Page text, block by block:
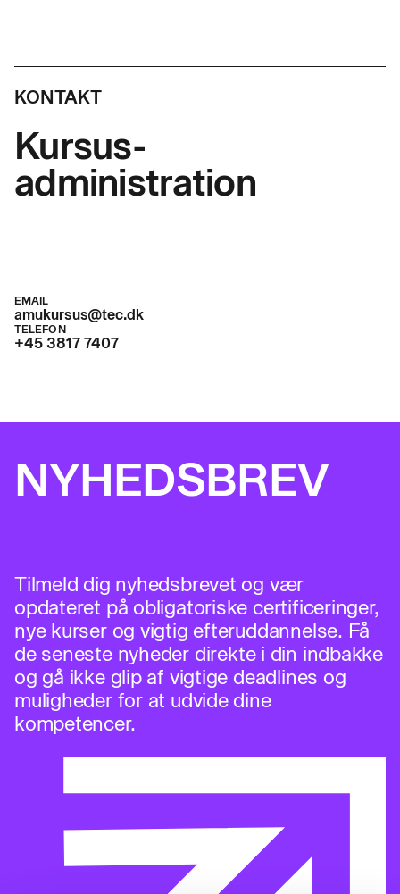
KONTAKT
Kursus-
administration
EMAIL
amukursus@tec.dk
TELEFON
+45 3817 7407
NYHEDSBREV
Tilmeld dig nyhedsbrevet og vær
opdateret på obligatoriske certificeringer,
nye kurser og vigtig efteruddannelse. Få
de seneste nyheder direkte i din indbakke
og gå ikke glip af vigtige deadlines og
muligheder for at udvide dine
kompetencer.